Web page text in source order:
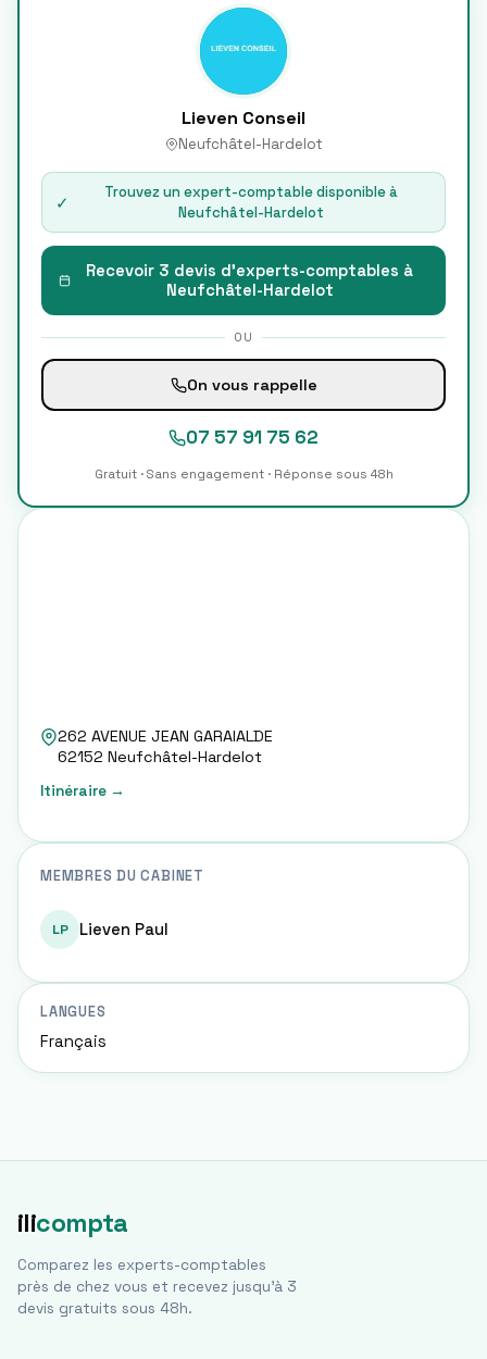
Lieven Conseil
Neufchâtel-Hardelot
✓
Trouvez un expert-comptable disponible à
Neufchâtel-Hardelot
Recevoir 3 devis d'experts-comptables à
Neufchâtel-Hardelot
OU
On vous rappelle
07 57 91 75 62
Gratuit · Sans engagement · Réponse sous 48h
262 AVENUE JEAN GARAIALDE
62152 Neufchâtel-Hardelot
Itinéraire →
MEMBRES DU CABINET
LP Lieven Paul
LANGUES
Français
ilicompta
Comparez les experts-comptables
près de chez vous et recevez jusqu'à 3
devis gratuits sous 48h.